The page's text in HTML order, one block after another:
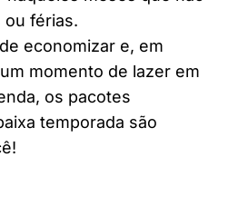
ou férias.
economizar e, em
momento de lazer em
os pacotes
temporada são